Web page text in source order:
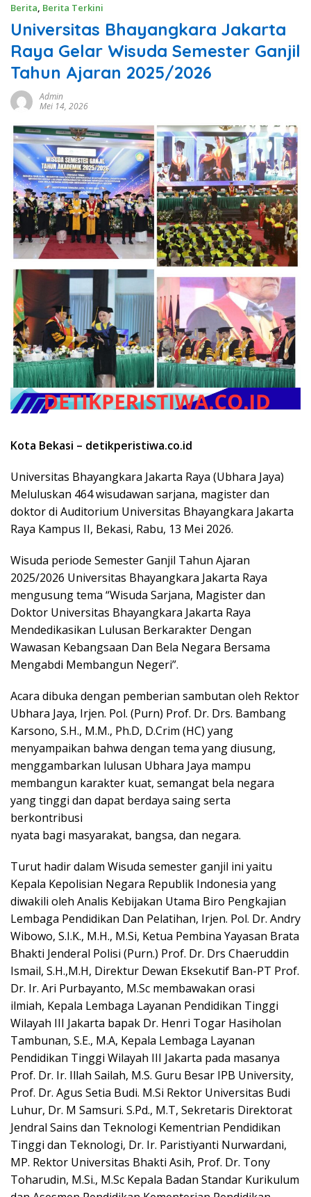
Berita, Berita Terkini
Universitas Bhayangkara Jakarta
Raya Gelar Wisuda Semester Ganjil
Tahun Ajaran 2025/2026
Admin
Mei 14, 2026
Kota Bekasi – detikperistiwa.co.id
Universitas Bhayangkara Jakarta Raya (Ubhara Jaya)
Meluluskan 464 wisudawan sarjana, magister dan
doktor di Auditorium Universitas Bhayangkara Jakarta
Raya Kampus II, Bekasi, Rabu, 13 Mei 2026.
Wisuda periode Semester Ganjil Tahun Ajaran
2025/2026 Universitas Bhayangkara Jakarta Raya
mengusung tema “Wisuda Sarjana, Magister dan
Doktor Universitas Bhayangkara Jakarta Raya
Mendedikasikan Lulusan Berkarakter Dengan
Wawasan Kebangsaan Dan Bela Negara Bersama
Mengabdi Membangun Negeri”.
Acara dibuka dengan pemberian sambutan oleh Rektor
Ubhara Jaya, Irjen. Pol. (Purn) Prof. Dr. Drs. Bambang
Karsono, S.H., M.M., Ph.D, D.Crim (HC) yang
menyampaikan bahwa dengan tema yang diusung,
menggambarkan lulusan Ubhara Jaya mampu
membangun karakter kuat, semangat bela negara
yang tinggi dan dapat berdaya saing serta
berkontribusi
nyata bagi masyarakat, bangsa, dan negara.
Turut hadir dalam Wisuda semester ganjil ini yaitu
Kepala Kepolisian Negara Republik Indonesia yang
diwakili oleh Analis Kebijakan Utama Biro Pengkajian
Lembaga Pendidikan Dan Pelatihan, Irjen. Pol. Dr. Andry
Wibowo, S.I.K., M.H., M.Si, Ketua Pembina Yayasan Brata
Bhakti Jenderal Polisi (Purn.) Prof. Dr. Drs Chaeruddin
Ismail, S.H.,M.H, Direktur Dewan Eksekutif Ban-PT Prof.
Dr. Ir. Ari Purbayanto, M.Sc membawakan orasi
ilmiah, Kepala Lembaga Layanan Pendidikan Tinggi
Wilayah III Jakarta bapak Dr. Henri Togar Hasiholan
Tambunan, S.E., M.A, Kepala Lembaga Layanan
Pendidikan Tinggi Wilayah III Jakarta pada masanya
Prof. Dr. Ir. Illah Sailah, M.S. Guru Besar IPB University,
Prof. Dr. Agus Setia Budi. M.Si Rektor Universitas Budi
Luhur, Dr. M Samsuri. S.Pd., M.T, Sekretaris Direktorat
Jendral Sains dan Teknologi Kementrian Pendidikan
Tinggi dan Teknologi, Dr. Ir. Paristiyanti Nurwardani,
MP. Rektor Universitas Bhakti Asih, Prof. Dr. Tony
Toharudin, M.Si., M.Sc Kepala Badan Standar Kurikulum